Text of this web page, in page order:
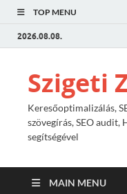
TOP MENU
2026.08.08.
Szigeti
Keresőoptimalizálás,
szövegírás, SEO audit,
segítségével
MAIN MENU